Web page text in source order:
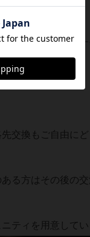
ムを開始致しま
交換もご自由に
る方はその後の
ティを用意して